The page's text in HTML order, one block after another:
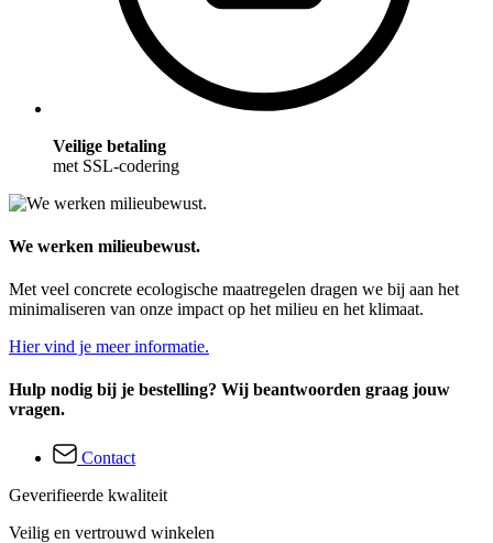
Veilige betaling
met SSL-codering
We werken milieubewust.
Met veel concrete ecologische maatregelen dragen we bij aan het
minimaliseren van onze impact op het milieu en het klimaat.
Hier vind je meer informatie.
Hulp nodig bij je bestelling? Wij beantwoorden graag jouw
vragen.
Contact
Geverifieerde kwaliteit
Veilig en vertrouwd winkelen